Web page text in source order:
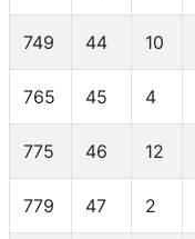
749 44 10
765 45 4
775 46 12
779 47 2